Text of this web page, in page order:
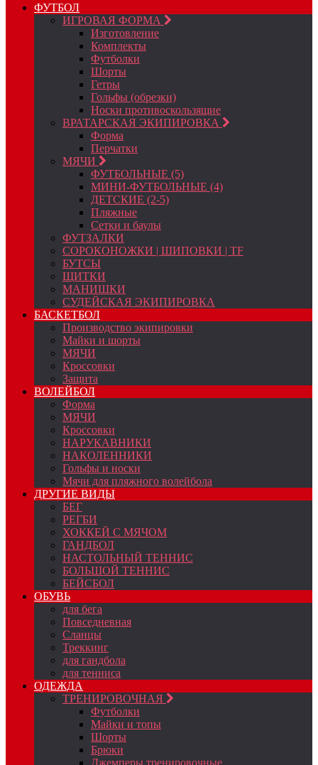
ФУТБОЛ
ИГРОВАЯ ФОРМА
Изготовление
Комплекты
Футболки
Шорты
Гетры
Гольфы (обрезки)
Носки противоскользящие
ВРАТАРСКАЯ ЭКИПИРОВКА
Форма
Перчатки
МЯЧИ
ФУТБОЛЬНЫЕ (5)
МИНИ-ФУТБОЛЬНЫЕ (4)
ДЕТСКИЕ (2-5)
Пляжные
Сетки и баулы
ФУТЗАЛКИ
СОРОКОНОЖКИ | ШИПОВКИ | TF
БУТСЫ
ЩИТКИ
МАНИШКИ
СУДЕЙСКАЯ ЭКИПИРОВКА
БАСКЕТБОЛ
Производство экипировки
Майки и шорты
МЯЧИ
Кроссовки
Защита
ВОЛЕЙБОЛ
Форма
МЯЧИ
Кроссовки
НАРУКАВНИКИ
НАКОЛЕННИКИ
Гольфы и носки
Мячи для пляжного волейбола
ДРУГИЕ ВИДЫ
БЕГ
РЕГБИ
ХОККЕЙ С МЯЧОМ
ГАНДБОЛ
НАСТОЛЬНЫЙ ТЕННИС
БОЛЬШОЙ ТЕННИС
БЕЙСБОЛ
ОБУВЬ
для бега
Повседневная
Сланцы
Треккинг
для гандбола
для тенниса
ОДЕЖДА
ТРЕНИРОВОЧНАЯ
Футболки
Майки и топы
Шорты
Брюки
Джемперы тренировочные